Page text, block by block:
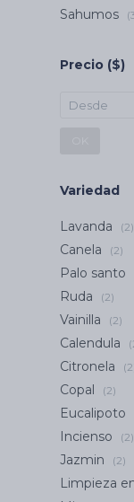
Sahumos
Precio ($)
Variedad
Lavanda (2)
Canela (2)
Palo santo
Ruda (2)
Vainilla (2)
Calendula
Citronela
Copal (2)
Eucalipoto
Incienso (2)
Jazmin (2)
Limpieza